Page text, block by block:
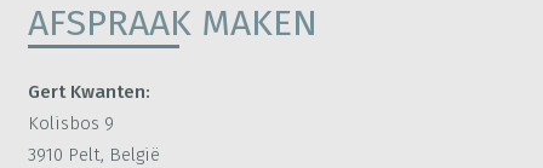
AFSPRAAK MAKEN
Gert Kwanten:
Kolisbos 9
3910 Pelt, België